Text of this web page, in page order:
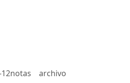
12notas archivo